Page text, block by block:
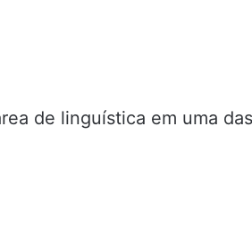
de linguística em uma das